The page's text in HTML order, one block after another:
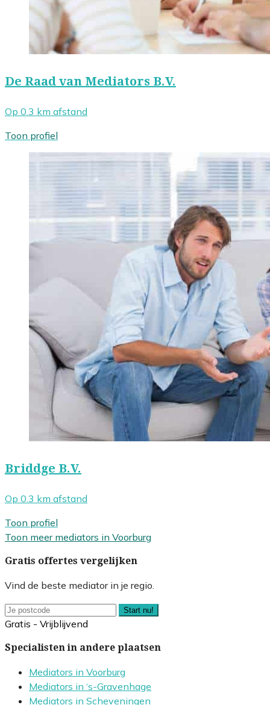
De Raad van Mediators B.V.
Op 0.3 km afstand
Toon profiel
Briddge B.V.
Op 0.3 km afstand
Toon profiel
Toon meer mediators in Voorburg
Gratis offertes vergelijken
Vind de beste mediator in je regio.
Start nu!
Gratis - Vrijblijvend
Specialisten in andere plaatsen
Mediators in Voorburg
Mediators in ‘s-Gravenhage
Mediators in Scheveningen